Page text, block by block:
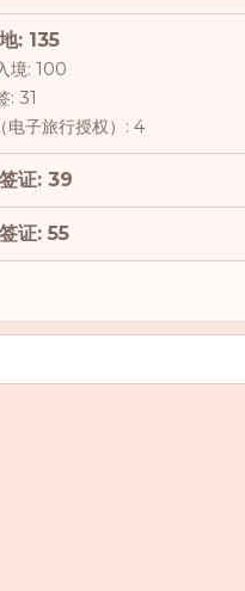
: 135
境: 100
: 31
电子旅行授权）: 4
证: 39
证: 55